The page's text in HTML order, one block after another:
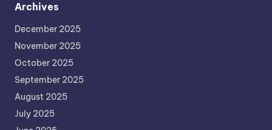
Archives
December 2025
November 2025
October 2025
September 2025
August 2025
July 2025